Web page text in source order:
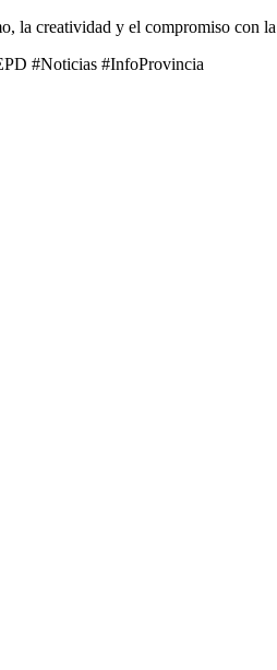
la creatividad y el compromiso con
#Noticias #InfoProvincia